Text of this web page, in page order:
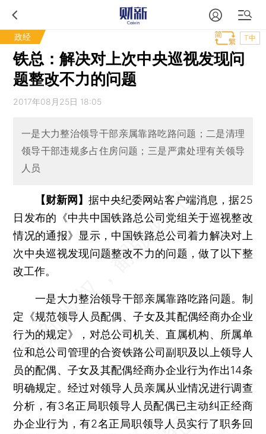
政经 T中
铁总：解决对上次中央巡视发现问
题整改不力的问题
2017年08月25日 18:05
一是大力整治领导干部亲属靠路吃路问题；二是清理
领导干部违规多占住房问题；三是严肃处理有关领导
人员
【财新网】据中央纪委网站客户端消息，据25
日发布的《中共中国铁路总公司党组关于巡视整改
情况的通报》显示，中国铁路总公司着力解决对上
次中央巡视发现问题整改不力的问题，做了以下整
改工作。
一是大力整治领导干部亲属靠路吃路问题。制
定《规范领导人员配偶、子女及其配偶经商办企业
行为的规定》，对总公司机关、直属机构、所属单
位和总公司管理的合资铁路公司副职及以上领导人
员的配偶、子女及其配偶经商办企业行为作出14条
明确规定。经过对领导人员亲属从业情况进行调查
分析，有3名正局职领导人员配偶已主动纠正经商
办企业行为，有2名正局职领导人员实行了职务回